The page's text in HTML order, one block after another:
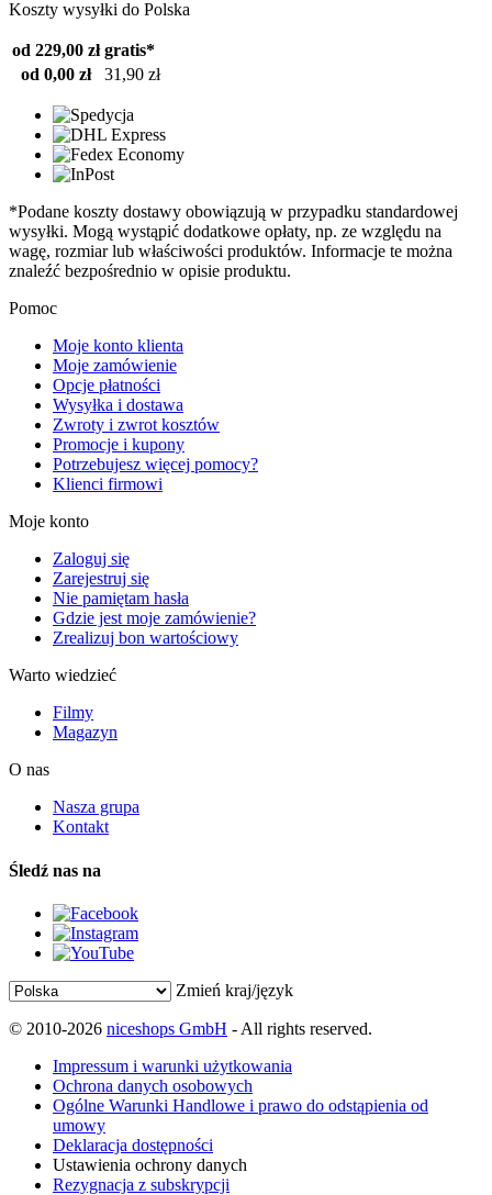
Koszty wysyłki do Polska
od 229,00 zł gratis*
od 0,00 zł
31,90 zł
*Podane koszty dostawy obowiązują w przypadku standardowej
wysyłki. Mogą wystąpić dodatkowe opłaty, np. ze względu na
wagę, rozmiar lub właściwości produktów. Informacje te można
znaleźć bezpośrednio w opisie produktu.
Pomoc
Moje konto klienta
Moje zamówienie
Opcje płatności
Wysyłka i dostawa
Zwroty i zwrot kosztów
Promocje i kupony
Potrzebujesz więcej pomocy?
Klienci firmowi
Moje konto
Zaloguj się
Zarejestruj się
Nie pamiętam hasła
Gdzie jest moje zamówienie?
Zrealizuj bon wartościowy
Warto wiedzieć
Filmy
Magazyn
O nas
Nasza grupa
Kontakt
Śledź nas na
Zmień kraj/język
© 2010-2026 niceshops GmbH - All rights reserved.
Impressum i warunki użytkowania
Ochrona danych osobowych
Ogólne Warunki Handlowe i prawo do odstąpienia od
umowy
Deklaracja dostępności
Ustawienia ochrony danych
Rezygnacja z subskrypcji